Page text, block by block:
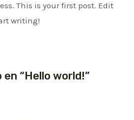
This is your first post. Edit
writing!
“Hello world!”